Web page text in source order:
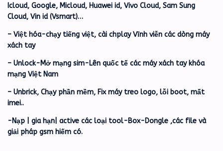
Icloud, Google, Micloud, Huawei id, Vivo Cloud, Sam Sung
Cloud, Vin id (Vsmart)…
– Việt hóa-chạy tiếng việt, cài chplay Vĩnh viễn các dòng máy
xách tay
– Unlock-Mở mạng sim-Lên quốc tế các máy xách tay khóa
mạng Việt Nam
– Unbrick, Chạy phần mềm, Fix máy treo logo, lỗi boot, mất
imei..
-Nạp | gia hạn| active các loại tool-Box-Dongle ,các file và
giải pháp gsm hiếm có.